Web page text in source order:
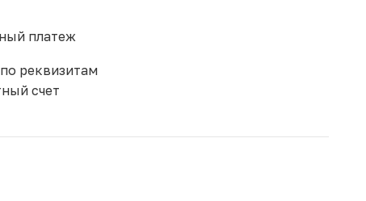
платеж
реквизитам
счет